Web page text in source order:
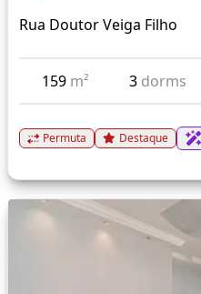
Rua Doutor Veiga Filho
159 m² 3 dorms
Permuta Destaque